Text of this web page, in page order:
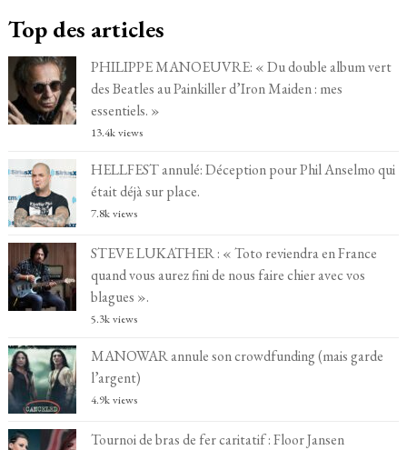
Top des articles
PHILIPPE MANOEUVRE: « Du double album vert
des Beatles au Painkiller d’Iron Maiden : mes
essentiels. »
13.4k views
HELLFEST annulé: Déception pour Phil Anselmo qui
était déjà sur place.
7.8k views
STEVE LUKATHER : « Toto reviendra en France
quand vous aurez fini de nous faire chier avec vos
blagues ».
5.3k views
MANOWAR annule son crowdfunding (mais garde
l’argent)
4.9k views
Tournoi de bras de fer caritatif : Floor Jansen